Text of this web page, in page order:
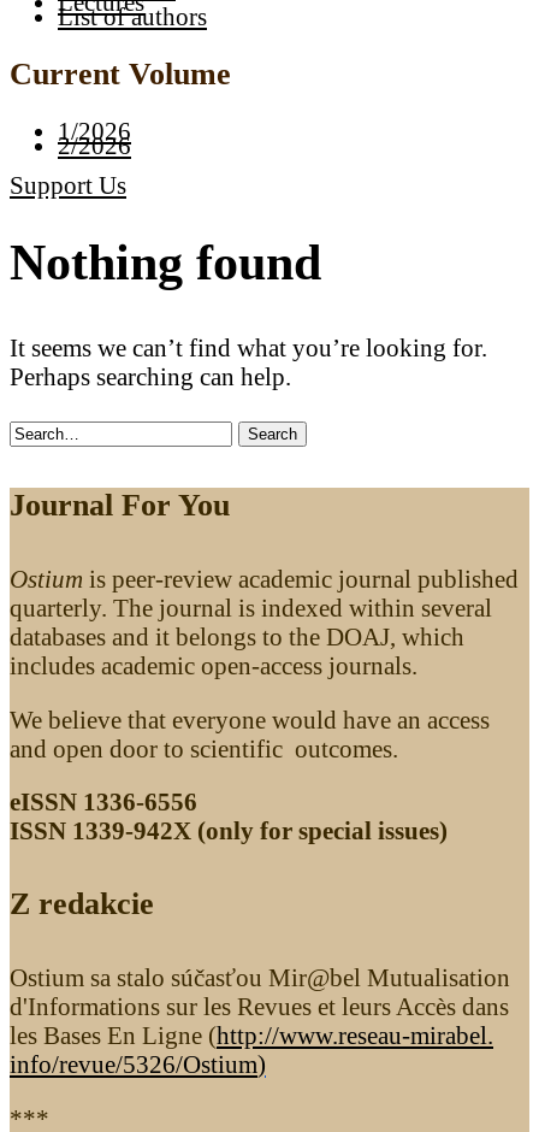
List of authors
Current Volume
1/2026
2/2026
Support Us
Nothing found
It seems we can’t find what you’re looking for.
Perhaps searching can help.
Search
Journal For You
Ostium is peer-review academic journal published
quarterly. The journal is indexed within several
databases and it belongs to the DOAJ, which
includes academic open-access journals.
We believe that everyone would have an access
and open door to scientific outcomes.
eISSN 1336-6556
ISSN 1339­-942X (only for special issues)
Z redakcie
Ostium sa stalo súčasťou Mir@bel Mutualisation
d'Informations sur les Revues et leurs Accès dans
les Bases En Ligne (http://www.reseau-mirabel.
info/revue/5326/Ostium)
***